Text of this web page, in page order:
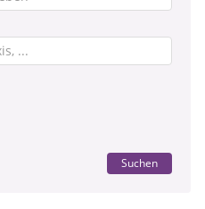
Suchen